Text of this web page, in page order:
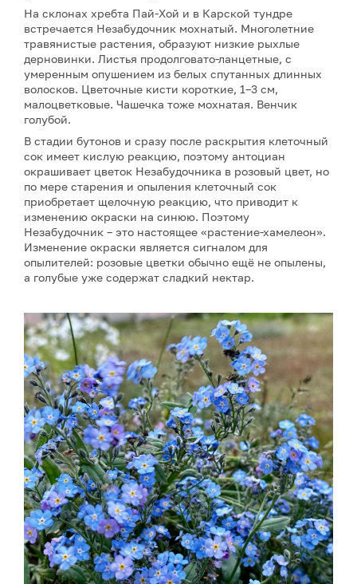
На склонах хребта Пай-Хой и в Карской тундре
встречается Незабудочник мохнатый. Многолетние
травянистые растения, образуют низкие рыхлые
дерновинки. Листья продолговато-ланцетные, с
умеренным опушением из белых спутанных длинных
волосков. Цветочные кисти короткие, 1–3 см,
малоцветковые. Чашечка тоже мохнатая. Венчик
голубой.
В стадии бутонов и сразу после раскрытия клеточный
сок имеет кислую реакцию, поэтому антоциан
окрашивает цветок Незабудочника в розовый цвет, но
по мере старения и опыления клеточный сок
приобретает щелочную реакцию, что приводит к
изменению окраски на синюю. Поэтому
Незабудочник – это настоящее «растение-хамелеон».
Изменение окраски является сигналом для
опылителей: розовые цветки обычно ещё не опылены,
а голубые уже содержат сладкий нектар.